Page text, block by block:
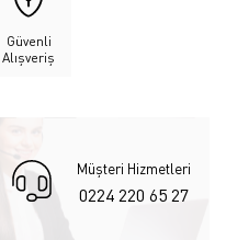
Güvenli
Alışveriş
Müşteri Hizmetleri
0224 220 65 27